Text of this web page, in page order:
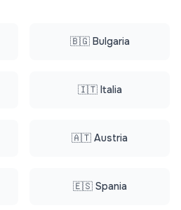
🇧🇬 Bulgaria
🇮🇹 Italia
🇦🇹 Austria
🇪🇸 Spania